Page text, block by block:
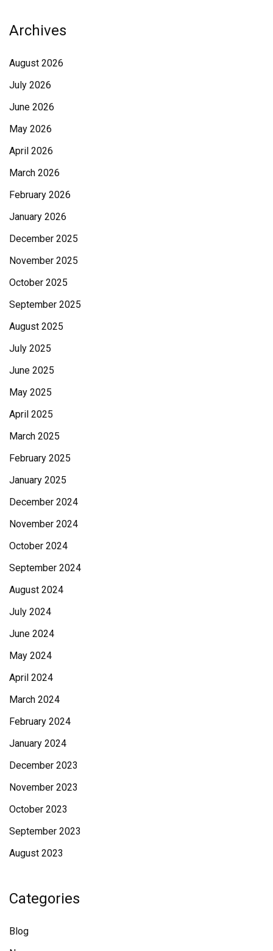
Archives
August 2026
July 2026
June 2026
May 2026
April 2026
March 2026
February 2026
January 2026
December 2025
November 2025
October 2025
September 2025
August 2025
July 2025
June 2025
May 2025
April 2025
March 2025
February 2025
January 2025
December 2024
November 2024
October 2024
September 2024
August 2024
July 2024
June 2024
May 2024
April 2024
March 2024
February 2024
January 2024
December 2023
November 2023
October 2023
September 2023
August 2023
Categories
Blog